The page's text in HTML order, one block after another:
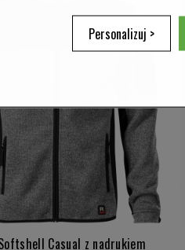
Casual z nadrukiem
Personalizuj >